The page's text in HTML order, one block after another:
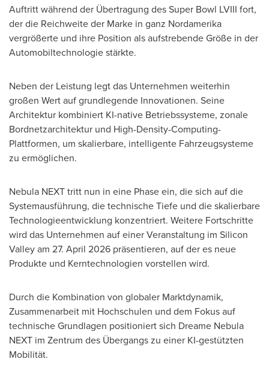
Auftritt während der Übertragung des Super Bowl LVIII fort,
der die Reichweite der Marke in ganz Nordamerika
vergrößerte und ihre Position als aufstrebende Größe in der
Automobiltechnologie stärkte.
Neben der Leistung legt das Unternehmen weiterhin
großen Wert auf grundlegende Innovationen. Seine
Architektur kombiniert KI-native Betriebssysteme, zonale
Bordnetzarchitektur und High-Density-Computing-
Plattformen, um skalierbare, intelligente Fahrzeugsysteme
zu ermöglichen.
Nebula NEXT tritt nun in eine Phase ein, die sich auf die
Systemausführung, die technische Tiefe und die skalierbare
Technologieentwicklung konzentriert. Weitere Fortschritte
wird das Unternehmen auf einer Veranstaltung im Silicon
Valley am 27. April 2026 präsentieren, auf der es neue
Produkte und Kerntechnologien vorstellen wird.
Durch die Kombination von globaler Marktdynamik,
Zusammenarbeit mit Hochschulen und dem Fokus auf
technische Grundlagen positioniert sich Dreame Nebula
NEXT im Zentrum des Übergangs zu einer KI-gestützten
Mobilität.